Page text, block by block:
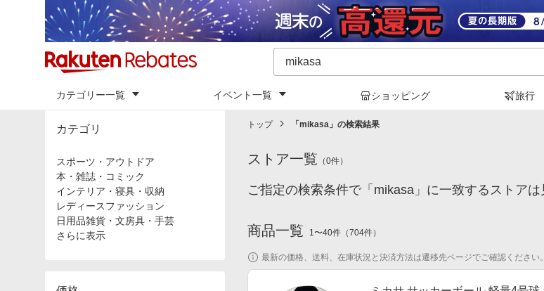
カテゴリー一覧 イベント一覧 ショッピング 旅行
カテゴリ
スポーツ・アウトドア
本・雑誌・コミック
インテリア・寝具・収納
レディースファッション
日用品雑貨・文房具・手芸
さらに表示
トップ 「 mikasa 」の検索結果
ストア一覧 （0件）
ご指定の検索条件で「mikasa」に一致するストアは
商品一覧 1〜40件 （704件）
最新の価格、送料、在庫状況と決済方法は遷移先ページでご確認ください。